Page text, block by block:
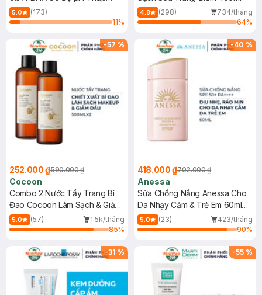
150ml
5.0
(173)
11%
4.8 (298)
734/tháng
64%
-57 %
252.000 ₫590.000 ₫
Cocoon
Combo 2 Nước Tẩy Trang Bí
Đao Cocoon Làm Sạch & Giảm
Dầu 500ml
5.0 (57)
1.5k/tháng
85%
-40 %
418.000 ₫702.000 ₫
Anessa
Sữa Chống Nắng Anessa Cho
Da Nhạy Cảm & Trẻ Em 60ml
(Mới)
5.0 (23)
423/tháng
90%
-31 % -55 %